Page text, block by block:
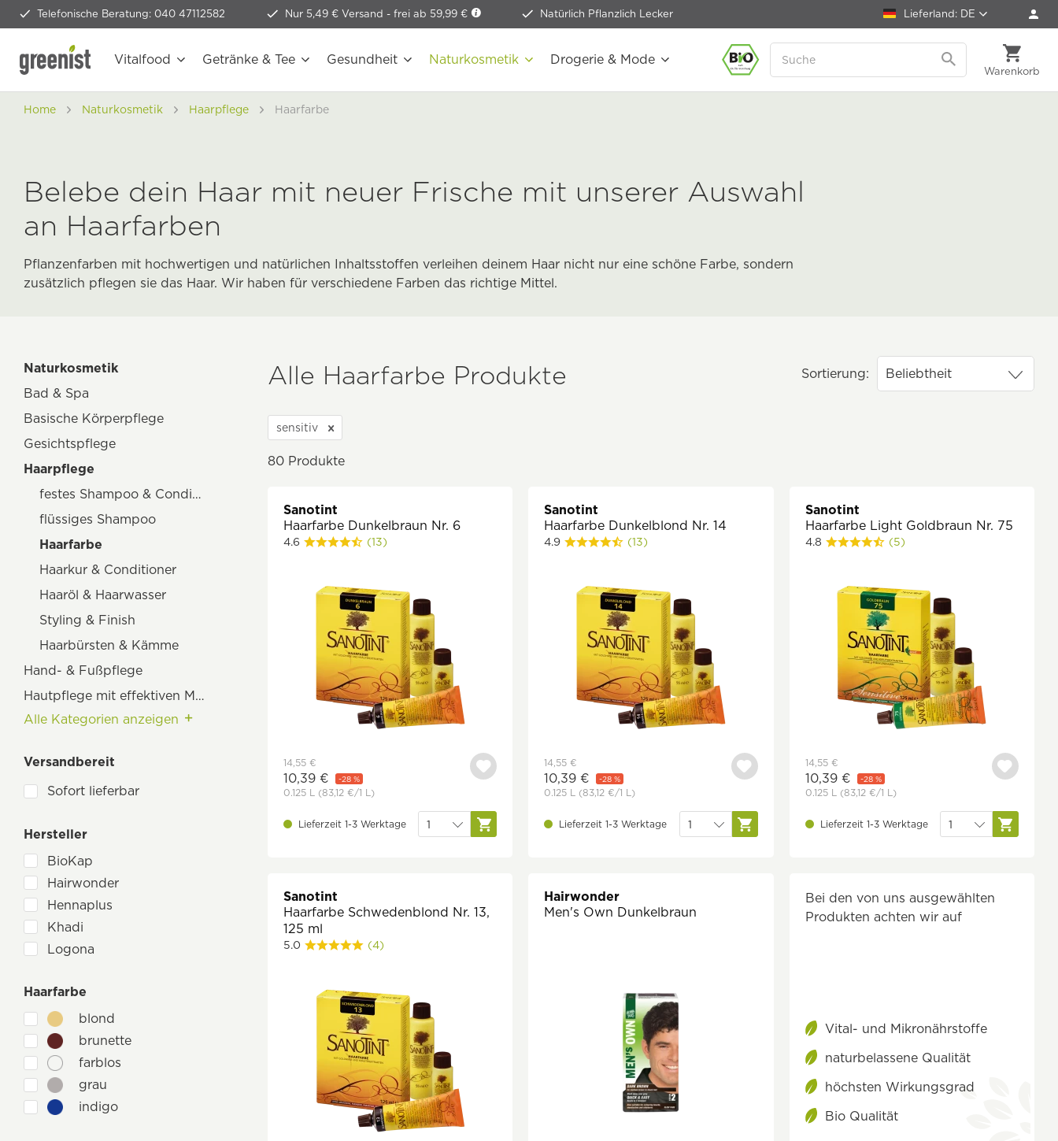
Telefonische Beratung: 040 47112582 Nur 5,49 € Versand - frei ab 59,99 € Natürlich Pflanzlich Lecker Lieferland: DE
Warenkorb
Vitalfood Getränke & Tee Gesundheit Naturkosmetik Drogerie & Mode
Home Naturkosmetik Haarpflege Haarfarbe
Belebe dein Haar mit neuer Frische mit unserer Auswahl
an Haarfarben
Pflanzenfarben mit hochwertigen und natürlichen Inhaltsstoffen verleihen deinem Haar nicht nur eine schöne Farbe, sondern
zusätzlich pflegen sie das Haar. Wir haben für verschiedene Farben das richtige Mittel.
Naturkosmetik
Bad & Spa
Basische Körperpflege
Gesichtspflege
Haarpflege
festes Shampoo & Conditioner
flüssiges Shampoo
Haarfarbe
Haarkur & Conditioner
Haaröl & Haarwasser
Styling & Finish
Haarbürsten & Kämme
Hand- & Fußpflege
Hautpflege mit effektiven Mikroorganismen
Körperpflege
Men Care
Mund- & Zahnpflege
Seife
Sonnenpflege
Geschenksets Naturkosmetik
Alle Kategorien anzeigen
Versandbereit
Sofort lieferbar
Hersteller
BioKap
Hairwonder
Hennaplus
Khadi
Logona
Sanotint
Sante Naturkosmetik
Haarfarbe
blond
brunette
farblos
grau
indigo
Alle Haarfarbe Produkte Sortierung:
sensitiv
80 Produkte
Sanotint
Haarfarbe Dunkelbraun Nr. 6
4.6 (13)
14,55 €
10,39 € -28 %
0.125 L (83,12 €/1 L)
Lieferzeit 1-3 Werktage
Sanotint
Haarfarbe Dunkelblond Nr. 14
4.9 (13)
14,55 €
10,39 € -28 %
0.125 L (83,12 €/1 L)
Lieferzeit 1-3 Werktage
Sanotint
Haarfarbe Light Goldbraun Nr. 75
4.8 (5)
14,55 €
10,39 € -28 %
0.125 L (83,12 €/1 L)
Lieferzeit 1-3 Werktage
Sanotint
Haarfarbe Schwedenblond Nr. 13,
125 ml
5.0 (4)
Hairwonder
Men's Own Dunkelbraun
Bei den von uns ausgewählten
Produkten achten wir auf
Vital- und Mikronährstoffe
naturbelassene Qualität
höchsten Wirkungsgrad
Bio Qualität